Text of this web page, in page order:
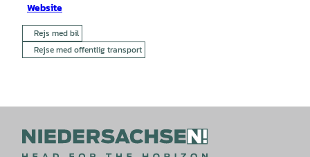
Website
Rejs med bil
Rejse med offentlig transport